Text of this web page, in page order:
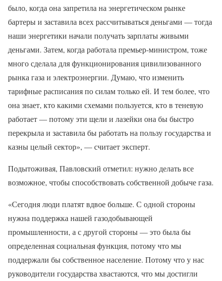
было, когда она запретила на энергетическом рынке
бартеры и заставила всех рассчитываться деньгами — тогда
наши энергетики начали получать зарплаты живыми
деньгами. Затем, когда работала премьер-министром, тоже
много сделала для функционирования цивилизованного
рынка газа и электроэнергии. Думаю, что изменить
тарифные расписания по силам только ей. И тем более, что
она знает, кто какими схемами пользуется, кто в теневую
работает — потому эти щели и лазейки она бы быстро
перекрыла и заставила бы работать на пользу государства и
казны целый сектор», — считает эксперт.
Подытоживая, Павловский отметил: нужно делать все
возможное, чтобы способствовать собственной добыче газа.
«Сегодня люди платят вдвое больше. С одной стороны
нужна поддержка нашей газодобывающей
промышленности, а с другой стороны — это была бы
определенная социальная функция, потому что мы
поддержали бы собственное население. Потому что у нас
руководители государства хвастаются, что мы достигли